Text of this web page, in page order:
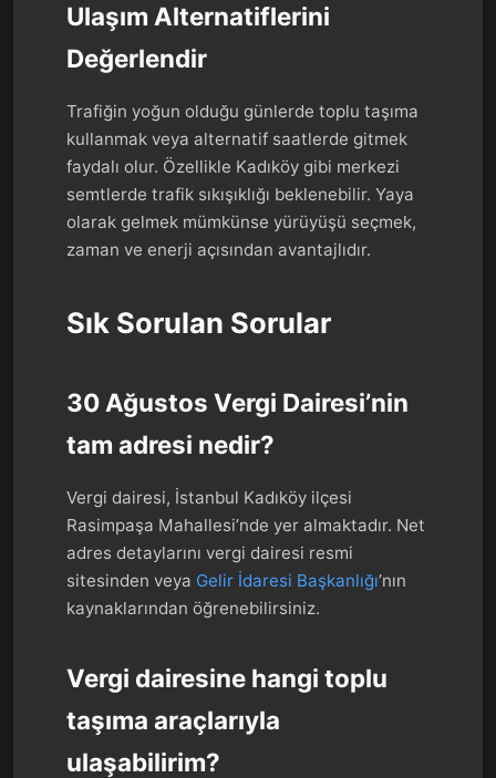
Ulaşım Alternatiflerini
Değerlendir
Trafiğin yoğun olduğu günlerde toplu taşıma
kullanmak veya alternatif saatlerde gitmek
faydalı olur. Özellikle Kadıköy gibi merkezi
semtlerde trafik sıkışıklığı beklenebilir. Yaya
olarak gelmek mümkünse yürüyüşü seçmek,
zaman ve enerji açısından avantajlıdır.
Sık Sorulan Sorular
30 Ağustos Vergi Dairesi’nin
tam adresi nedir?
Vergi dairesi, İstanbul Kadıköy ilçesi
Rasimpaşa Mahallesi’nde yer almaktadır. Net
adres detaylarını vergi dairesi resmi
sitesinden veya Gelir İdaresi Başkanlığı’nın
kaynaklarından öğrenebilirsiniz.
Vergi dairesine hangi toplu
taşıma araçlarıyla
ulaşabilirim?